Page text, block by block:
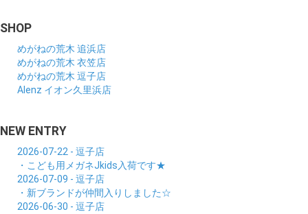
SHOP
めがねの荒木 追浜店
めがねの荒木 衣笠店
めがねの荒木 逗子店
Alenz イオン久里浜店
NEW ENTRY
2026-07-22 - 逗子店
・こども用メガネJkids入荷です★
2026-07-09 - 逗子店
・新ブランドが仲間入りしました☆
2026-06-30 - 逗子店